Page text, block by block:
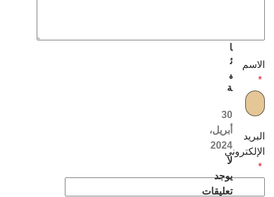
الاسم
*
البريد
الإلكتروني
*
ا
ئ
ي
ة
30
أبريل،
2024
لا
يوجد
تعليقات